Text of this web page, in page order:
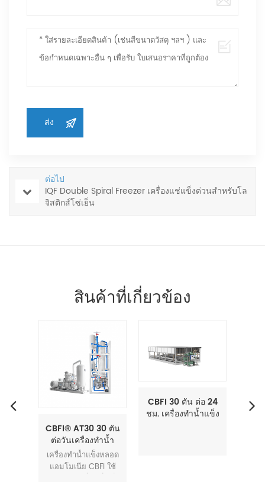
ต่อไป
IQF Double Spiral Freezer เครื่องแช่แข็งด่วนสำหรับโล
จิสติกส์โซ่เย็น
สินค้าที่เกี่ยวข้อง
CBFI® AT30 30 ตัน
ต่อวันเครื่องทำน้ำ
แข็งหลอดแข็ง
แอมโมเนีย
เครื่องทำน้ำแข็งหลอด
แอมโมเนีย CBFI ใช้
CBFI 30 ตัน ต่อ 24
ชม. เครื่องทำน้ำแข็ง